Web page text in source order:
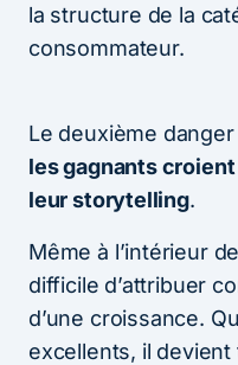
la structure de la
consommateur.
Le deuxième
les gagnants
leur storytelling.
Même à l’intérieur
difficile d’attribuer
d’une croissance.
excellents, il